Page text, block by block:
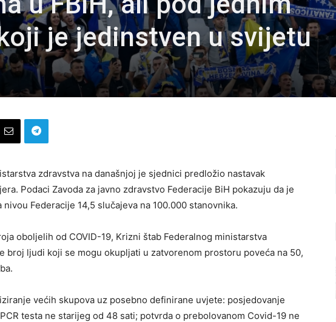
je jedinstven u svijetu
zdravstva na današnjoj je sjednici predložio nastavak
Podaci Zavoda za javno zdravstvo Federacije BiH pokazuju da je
Federacije 14,5 slučajeva na 100.000 stanovnika.
oboljelih od COVID-19, Krizni štab Federalnog ministarstva
broj ljudi koji se mogu okupljati u zatvorenom prostoru poveća na 50,
većih skupova uz posebno definirane uvjete: posjedovanje
testa ne starijeg od 48 sati; potvrda o prebolovanom Covid-19 ne